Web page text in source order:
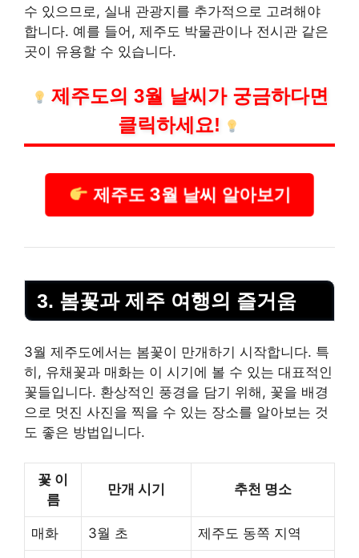
수 있으므로, 실내 관광지를 추가적으로 고려해야
합니다. 예를 들어, 제주도 박물관이나 전시관 같은
곳이 유용할 수 있습니다.
제주도의 3월 날씨가 궁금하다면
클릭하세요!
제주도 3월 날씨 알아보기
3. 봄꽃과 제주 여행의 즐거움
3월 제주도에서는 봄꽃이 만개하기 시작합니다. 특
히, 유채꽃과 매화는 이 시기에 볼 수 있는 대표적인
꽃들입니다. 환상적인 풍경을 담기 위해, 꽃을 배경
으로 멋진 사진을 찍을 수 있는 장소를 알아보는 것
도 좋은 방법입니다.
꽃 이
름
만개 시기 추천 명소
매화 3월 초 제주도 동쪽 지역